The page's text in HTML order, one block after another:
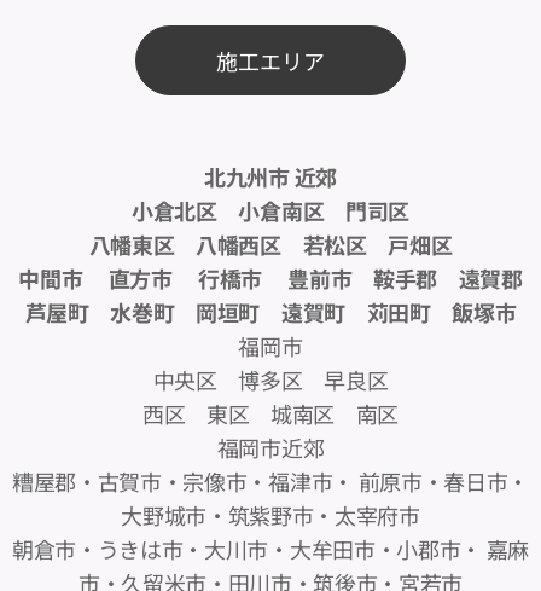
施工エリア
北九州市 近郊
小倉北区 小倉南区 門司区
八幡東区 八幡西区 若松区 戸畑区
中間市 直方市 行橋市 豊前市 鞍手郡 遠賀郡
芦屋町 水巻町 岡垣町 遠賀町 苅田町 飯塚市
福岡市
中央区 博多区 早良区
西区 東区 城南区 南区
福岡市近郊
糟屋郡・古賀市・宗像市・福津市・ 前原市・春日市・
大野城市・筑紫野市・太宰府市
朝倉市・うきは市・大川市・大牟田市・小郡市・ 嘉麻
市・久留米市・田川市・筑後市・宮若市